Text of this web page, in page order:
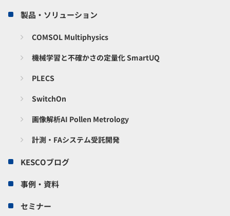
製品・ソリューション
COMSOL Multiphysics
機械学習と不確かさの定量化 SmartUQ
PLECS
SwitchOn
画像解析AI Pollen Metrology
計測・FAシステム受託開発
KESCOブログ
事例・資料
セミナー